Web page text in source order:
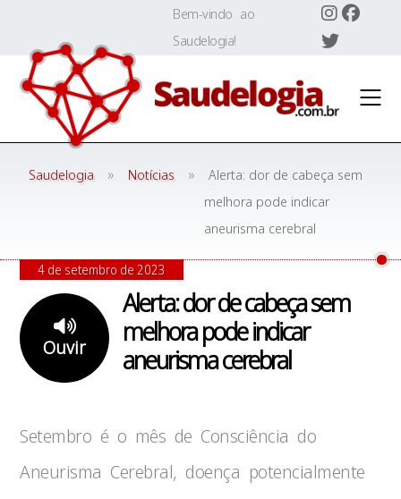
content
Bem-vindo ao
Saudelogia!
Saudelogia » Notícias »
Alerta: dor de cabeça sem
melhora pode indicar
aneurisma cerebral
Alerta: dor de cabeça sem
melhora pode indicar
aneurisma cerebral
Ouvir
4 de setembro de 2023
Setembro é o mês de Consciência do
Aneurisma Cerebral, doença potencialmente